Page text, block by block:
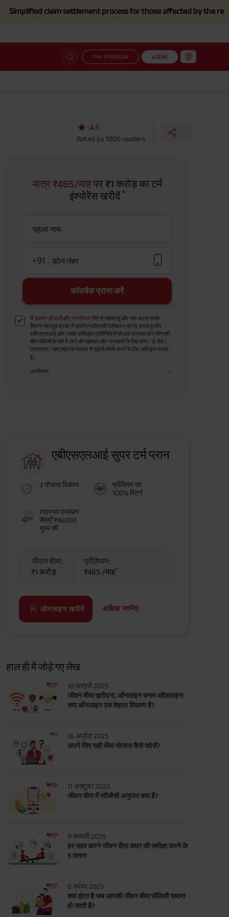
claim settlement process for those affected by the recent
PAY PREMIUM LOGIN
★ 4.5
Rated by 1000 readers
मात्र ₹465/माहपर ₹1 करोड़ का टर्म
इंश्योरेंस खरीदें *
पहला नाम
+91 फ़ोन नंबर
कॉलबैक प्राप्त करें
मैंउपयोग की शर्तोंऔरगोपनीयता नीतिसे सहमत हूं और यहां अपना संपर्क
विवरण प्रस्तुत करके, मैं अपने एनडीएनसी पंजीकरण को रद्द करता हूं और
एबीएसएलआई और उसके अधिकृत प्रतिनिधियों को इस प्रस्ताव और परिणामी
बीमा पॉलिसी के बारे में आगे की सहायता और जानकारी के लिए फोन / ई-मेल /
एसएमएस / व्हाट्सएप के माध्यम से मुझसे संपर्क करने के लिए अधिकृत करता
हूं।
अस्वीकरण
एबीएसएलआई सुपर टर्म प्लान
3 योजना विकल्प
प्रीमियम का
100% रिटर्न
स्वास्थ्य प्रबंधन
सेवाएँ ₹46000
मूल्य की
जीवन बीमा:
₹1 करोड़
प्रीमियम:
₹465 /माह*
ऑनलाइन खरीदें अधिक जानिए
हाल ही में जोड़े गए लेख
10 फरवरी 2025
जीवन बीमा ख़रीदना, ऑनलाइन बनाम ऑफ़लाइन:
क्या ऑनलाइन एक बेहतर विकल्प है?
16 अप्रैल 2025
अपने लिए सही बीमा योजना कैसे खोजें?
11 अक्टूबर 2023
जीवन बीमा में सॉल्वेंसी अनुपात क्या है?
9 फरवरी 2025
हर साल अपने जीवन बीमा कवर की समीक्षा करने के
5 कारण
8 नवंबर 2023
क्या होता है जब आपकी जीवन बीमा पॉलिसी समाप्त
हो जाती है?